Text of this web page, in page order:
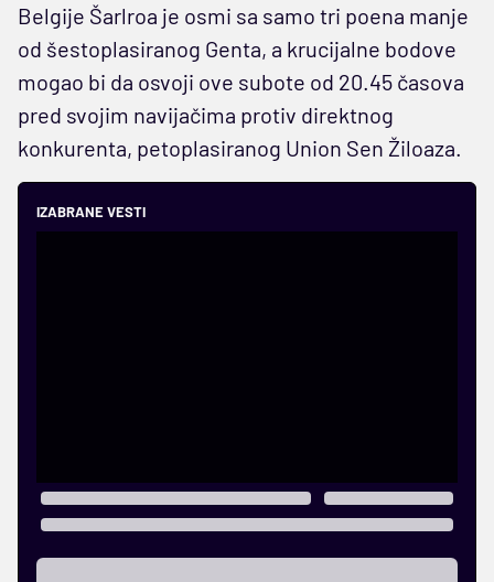
Belgije Šarlroa je osmi sa samo tri poena manje
od šestoplasiranog Genta, a krucijalne bodove
mogao bi da osvoji ove subote od 20.45 časova
pred svojim navijačima protiv direktnog
konkurenta, petoplasiranog Union Sen Žiloaza.
IZABRANE VESTI